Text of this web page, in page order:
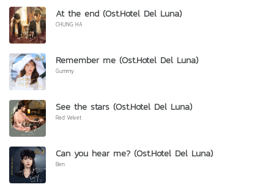
At the end (Ost.Hotel Del Luna)
CHUNG HA
Remember me (Ost.Hotel Del Luna)
Gummy
See the stars (Ost.Hotel Del Luna)
Red Velvet
Can you hear me? (Ost.Hotel Del Luna)
Ben